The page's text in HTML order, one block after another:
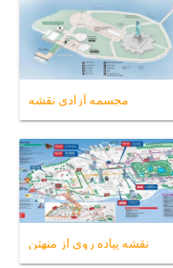
مجسمه آزادی نقشه
نقشه پیاده روی از منهتن